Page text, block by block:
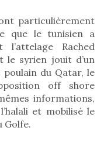
particulièrement
que le tunisien a
Rached
le syrien jouit d’un
du Qatar, le
off shore
informations,
et mobilisé le
Golfe.